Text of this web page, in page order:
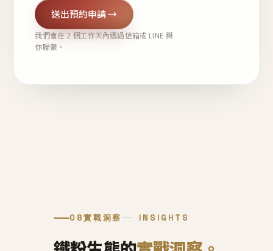
送出預約申請 →
我們會在 2 個工作天內透過信箱或 LINE 與
你聯繫。
08實戰洞察 INSIGHTS